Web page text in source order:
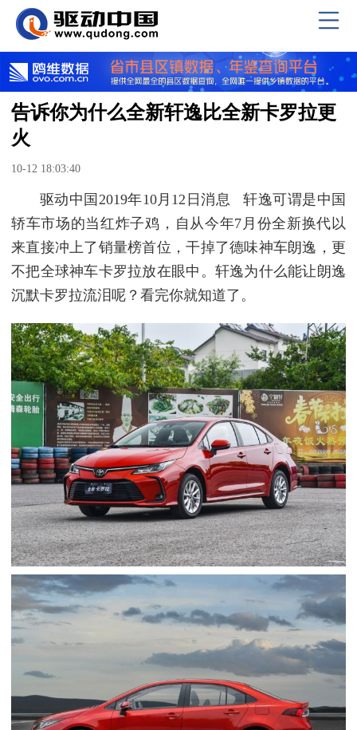
告诉你为什么全新轩逸比全新卡罗拉更
火
10-12 18:03:40
驱动中国2019年10月12日消息 轩逸可谓是中国
轿车市场的当红炸子鸡，自从今年7月份全新换代以
来直接冲上了销量榜首位，干掉了德味神车朗逸，更
不把全球神车卡罗拉放在眼中。轩逸为什么能让朗逸
沉默卡罗拉流泪呢？看完你就知道了。